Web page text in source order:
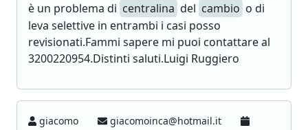
è un problema di centralina del cambio o di
leva selettive in entrambi i casi posso
revisionati.Fammi sapere mi puoi contattare al
3200220954.Distinti saluti.Luigi Ruggiero
giacomo
giacomoinca@hotmail.it